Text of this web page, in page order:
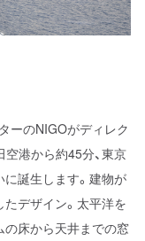
ーのNIGOがディレク
空港から約45分、東京
誕生します。建物が
デザイン。太平洋を
の床から天井までの窓